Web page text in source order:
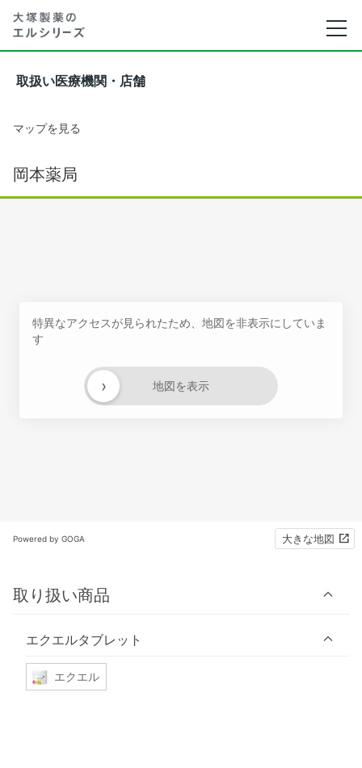
取扱い医療機関・店舗
マップを見る
岡本薬局
特異なアクセスが見られたため、地図を非表示にしていま
す
地図を表示
›
Powered by GOGA 大きな地図
取り扱い商品
エクエルタブレット
エクエル